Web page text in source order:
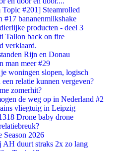
#201] Steamrolled
#17 bananenmilkshake
producten - deel 3
Tallon back on fire
verklaard.
Rijn en Donau
man meer #29
woningen slopen, logisch
relatie kunnen vergeven?
zomerhit?
de weg op in Nederland #2
vliegtuig in Leipzig
Drone baby drone
2026
AH duurt straks 2x zo lang